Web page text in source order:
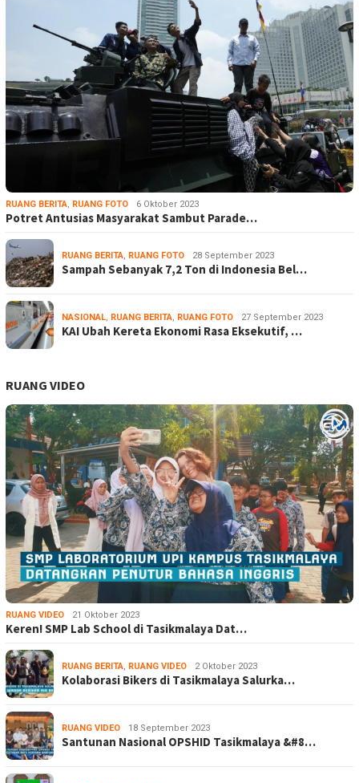
RUANG BERITA, RUANG FOTO 6 Oktober 2023
Potret Antusias Masyarakat Sambut Parade…
RUANG BERITA, RUANG FOTO 28 September 2023
Sampah Sebanyak 7,2 Ton di Indonesia Bel…
NASIONAL, RUANG BERITA, RUANG FOTO 27 September 2023
KAI Ubah Kereta Ekonomi Rasa Eksekutif, …
RUANG VIDEO
RUANG VIDEO 21 Oktober 2023
Keren! SMP Lab School di Tasikmalaya Dat…
RUANG BERITA, RUANG VIDEO 2 Oktober 2023
Kolaborasi Bikers di Tasikmalaya Salurka…
RUANG VIDEO 18 September 2023
Santunan Nasional OPSHID Tasikmalaya &#8…